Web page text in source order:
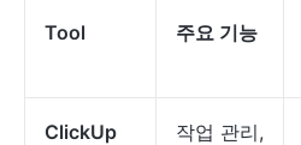
Tool 주요 기능
ClickUp
작업 관리,